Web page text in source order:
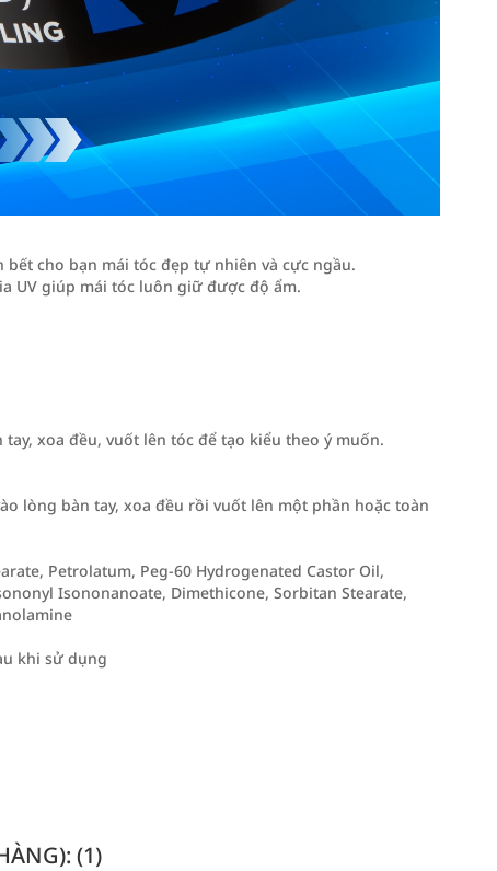
bết cho bạn mái tóc đẹp tự nhiên và cực ngầu.
UV giúp mái tóc luôn giữ được độ ẩm.
tay, xoa đều, vuốt lên tóc để tạo kiểu theo ý muốn.
lòng bàn tay, xoa đều rồi vuốt lên một phần hoặc toàn
Petrolatum, Peg-60 Hydrogenated Castor Oil,
Isononanoate, Dimethicone, Sorbitan Stearate,
khi sử dụng
(1)